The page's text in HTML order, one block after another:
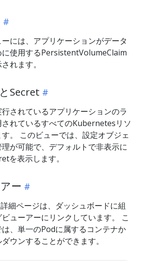
には、アプリケーションがデータ
に使用するPersistentVolumeClaim
れます。
Secret
されているアプリケーションのラ
れているすべてのKubernetesリソ
。 このビューでは、設定オブジェ
が可能で、デフォルトで非表示に
を表示します。
ー
細ページは、ダッシュボードに組
ューアーにリンクしています。 こ
、単一のPodに属するコンテナか
ウンすることができます。